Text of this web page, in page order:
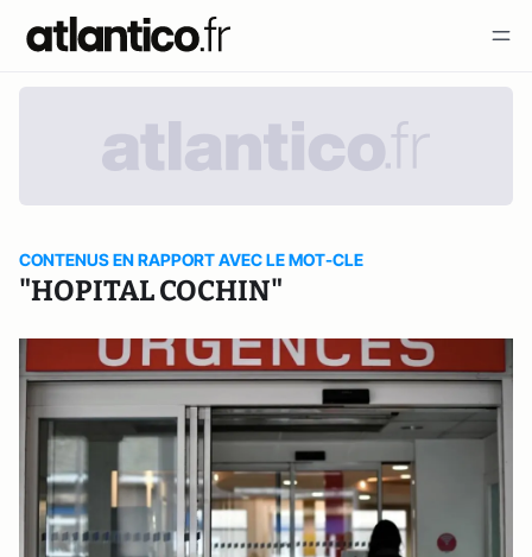
CONTENUS EN RAPPORT AVEC LE MOT-CLE
"HOPITAL COCHIN"